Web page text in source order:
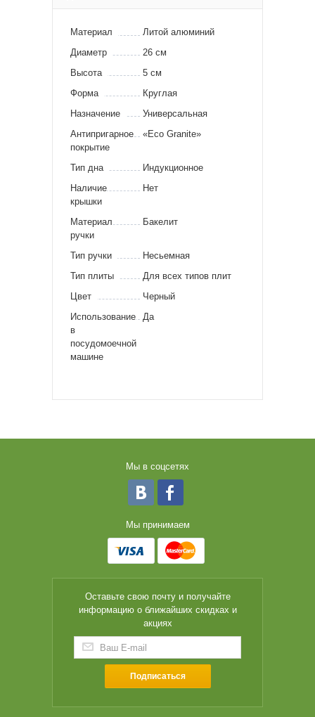
Материал
Литой алюминий
Диаметр
26 см
Высота
5 см
Форма
Круглая
Назначение
Универсальная
Антипригарное
покрытие
«Eco Granite»
Тип дна
Индукционное
Наличие
крышки
Нет
Материал
ручки
Бакелит
Тип ручки
Несьемная
Тип плиты
Для всех типов плит
Цвет
Черный
Использование
в
посудомоечной
машине
Да
Мы в соцсетях
Мы принимаем
Оставьте свою почту и получайте
информацию о ближайших скидках и
акциях
Подписаться